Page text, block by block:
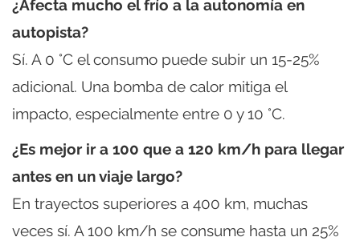
¿Afecta mucho el frío a la autonomía en
autopista?
Sí. A 0 °C el consumo puede subir un 15-25%
adicional. Una bomba de calor mitiga el
impacto, especialmente entre 0 y 10 °C.
¿Es mejor ir a 100 que a 120 km/h para llegar
antes en un viaje largo?
En trayectos superiores a 400 km, muchas
veces sí. A 100 km/h se consume hasta un 25%